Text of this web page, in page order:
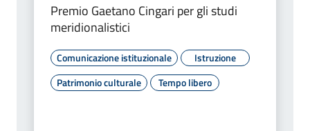
Premio Gaetano Cingari per gli studi
meridionalistici
Comunicazione istituzionale
Istruzione
Patrimonio culturale
Tempo libero